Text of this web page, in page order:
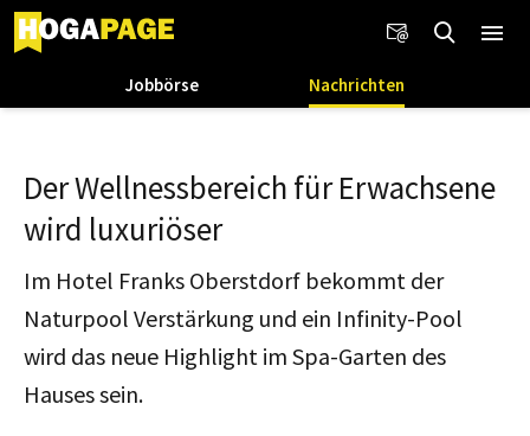
Jobbörse Nachrichten
Der Wellnessbereich für Erwachsene
wird luxuriöser
Im Hotel Franks Oberstdorf bekommt der
Naturpool Verstärkung und ein Infinity-Pool
wird das neue Highlight im Spa-Garten des
Hauses sein.